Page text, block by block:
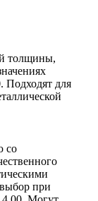
толщины,
Подходят для
со
при